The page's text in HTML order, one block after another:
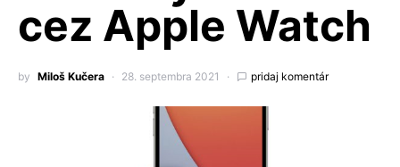
cez Apple Watch
by Miloš Kučera 28. septembra 2021 pridaj komentár